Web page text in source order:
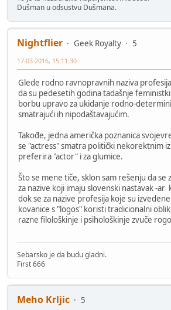
Dušman u odsustvu Dušmana.
Nightflier Geek Royalty
5
17-03-2016, 15:11:30
Glede rodno ravnopravnih naziva
da su pedesetih godina tadašnje
borbu upravo za ukidanje rodno-
smatrajući ih nipodaštavajućim.
Takođe, jedna američka poznanica
se "actress" smatra politički nekorektnim
preferira "actor" i za glumice.
Što se mene tiče, sklon sam rešenju da se
za nazive koji imaju slovenski nastavak -ar
dok se za nazive profesija koje su
kovanice s "logos" koristi tradicionalni
razne filološkinje i psihološkinje zvuče
Sebarsko je da budu gladni.
First 666
Meho Krljic
5